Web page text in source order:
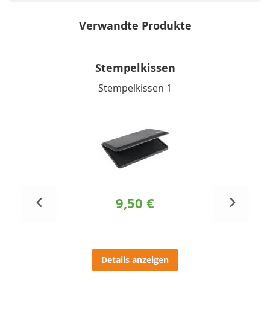
Verwandte Produkte
Stempelkissen
Stempelkissen 1
9,50 €
Details anzeigen